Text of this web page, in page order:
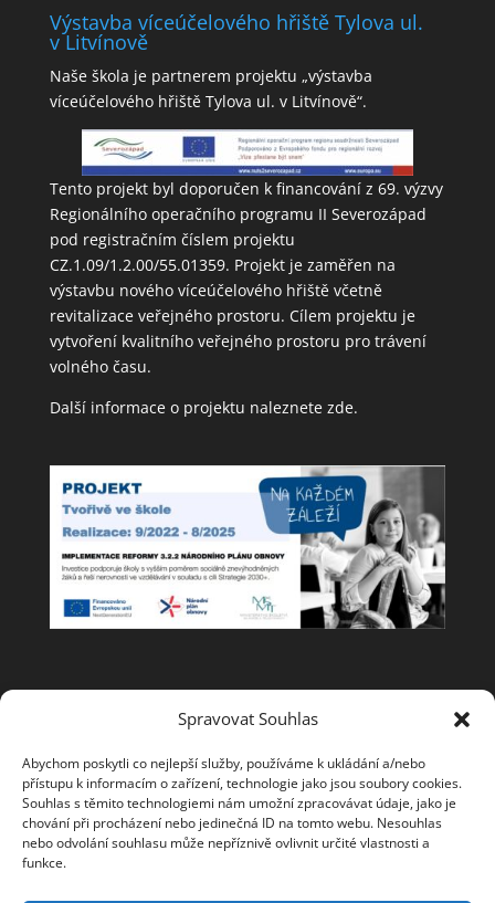
Spravovat Souhlas
Abychom poskytli co nejlepší služby, používáme k ukládání a/nebo
přístupu k informacím o zařízení, technologie jako jsou soubory cookies.
Souhlas s těmito technologiemi nám umožní zpracovávat údaje, jako je
chování při procházení nebo jedinečná ID na tomto webu. Nesouhlas
nebo odvolání souhlasu může nepříznivě ovlivnit určité vlastnosti a
funkce.
Výstavba víceúčelového hřiště Tylova ul.
v Litvínově
Naše škola je partnerem projektu „výstavba
víceúčelového hřiště Tylova ul. v Litvínově“.
Tento projekt byl doporučen k financování z 69. výzvy
Regionálního operačního programu II Severozápad
pod registračním číslem projektu
CZ.1.09/1.2.00/55.01359. Projekt je zaměřen na
výstavbu nového víceúčelového hřiště včetně
revitalizace veřejného prostoru. Cílem projektu je
vytvoření kvalitního veřejného prostoru pro trávení
volného času.
Další informace o projektu naleznete zde.
Spolupracujeme